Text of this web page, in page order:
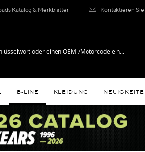
Katalog & Merkblätter Kontaktieren Sie
B‑LINE KLEIDUNG